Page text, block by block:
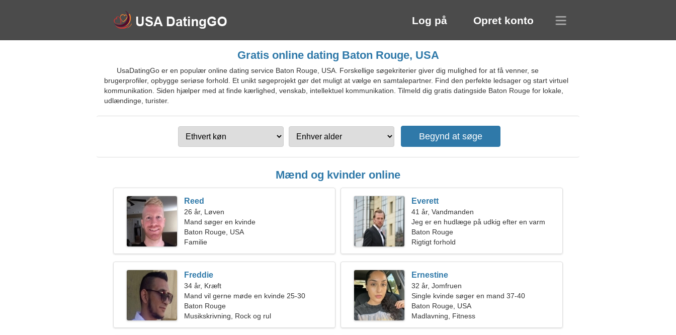
Log på Opret konto
Gratis online dating Baton Rouge, USA
UsaDatingGo er en populær online dating service Baton Rouge, USA. Forskellige søgekriterier giver dig mulighed for at få venner, se
brugerprofiler, opbygge seriøse forhold. Et unikt søgeprojekt gør det muligt at vælge en samtalepartner. Find den perfekte ledsager og start virtuel
kommunikation. Siden hjælper med at finde kærlighed, venskab, intellektuel kommunikation. Tilmeld dig gratis datingside Baton Rouge for lokale,
udlændinge, turister.
Mænd og kvinder online
Reed
26 år, Løven
Mand søger en kvinde
Baton Rouge, USA
Familie
Everett
41 år, Vandmanden
Jeg er en hudlæge på udkig efter en varm
kvinde
Baton Rouge
Rigtigt forhold
Freddie
34 år, Kræft
Mand vil gerne møde en kvinde 25-30
Baton Rouge
Musikskrivning, Rock og rul
Ernestine
32 år, Jomfruen
Single kvinde søger en mand 37-40
Baton Rouge, USA
Madlavning, Fitness